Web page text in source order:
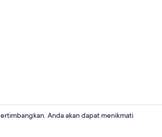
Anda akan dapat menikmati